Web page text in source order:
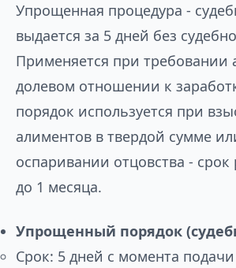
Упрощенная процедура -
выдается за 5 дней без
Применяется при требовании
долевом отношении к
порядок используется при
алиментов в твердой сумме
оспаривании отцовства - срок
до 1 месяца.
Упрощенный порядок
Срок: 5 дней с момента